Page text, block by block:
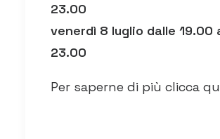
23.00
venerdì 8 luglio dalle 19.00
23.00
Per saperne di più clicca